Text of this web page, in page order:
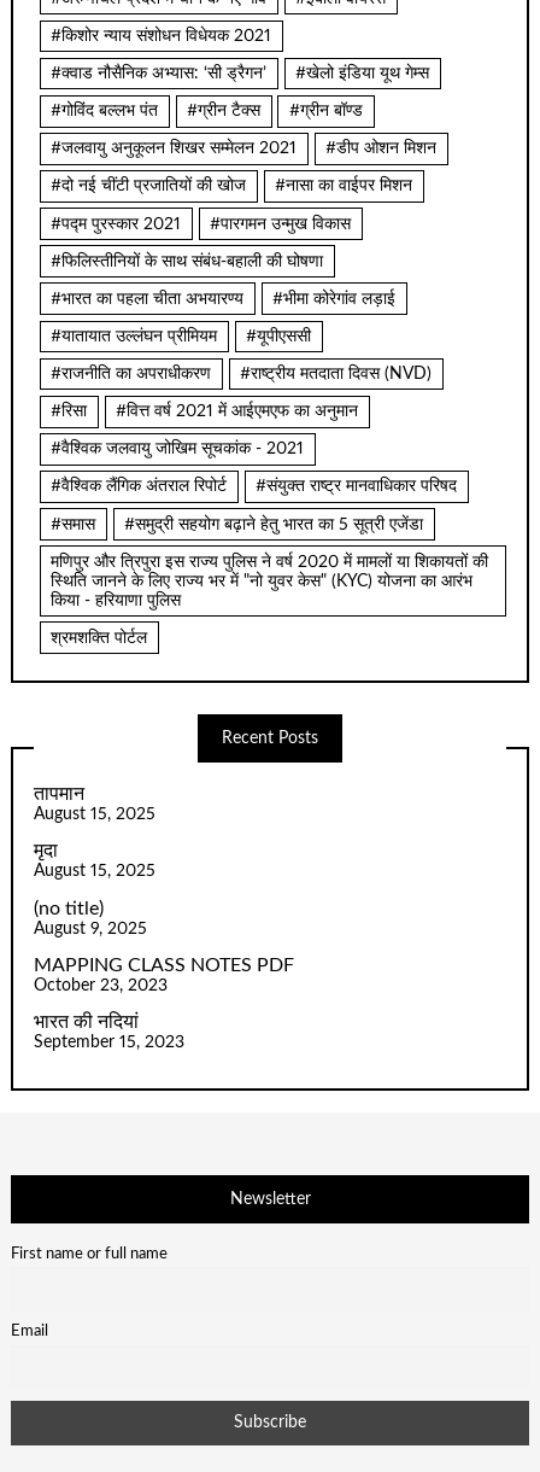
#किशोर न्याय संशोधन विधेयक 2021
#क्वाड नौसैनिक अभ्यास: ‘सी ड्रैगन’ #खेलो इंडिया यूथ गेम्स
#गोविंद बल्लभ पंत #ग्रीन टैक्स #ग्रीन बॉण्ड
#जलवायु अनुकूलन शिखर सम्मेलन 2021 #डीप ओशन मिशन
#दो नई चींटी प्रजातियों की खोज #नासा का वाईपर मिशन
#पद्म पुरस्कार 2021 #पारगमन उन्मुख विकास
#फिलिस्तीनियों के साथ संबंध-बहाली की घोषणा
#भारत का पहला चीता अभयारण्य #भीमा कोरेगांव लड़ाई
#यातायात उल्लंघन प्रीमियम #यूपीएससी
#राजनीति का अपराधीकरण #राष्ट्रीय मतदाता दिवस (NVD)
#रिसा #वित्त वर्ष 2021 में आईएमएफ का अनुमान
#वैश्विक जलवायु जोखिम सूचकांक - 2021
#वैश्विक लैंगिक अंतराल रिपोर्ट #संयुक्त राष्ट्र मानवाधिकार परिषद
#समास #समुद्री सहयोग बढ़ाने हेतु भारत का 5 सूत्री एजेंडा
मणिपुर और त्रिपुरा इस राज्य पुलिस ने वर्ष 2020 में मामलों या शिकायतों की
स्थिति जानने के लिए राज्य भर में "नो युवर केस" (KYC) योजना का आरंभ
किया - हरियाणा पुलिस
श्रमशक्ति पोर्टल
Recent Posts
तापमान
August 15, 2025
मृदा
August 15, 2025
(no title)
August 9, 2025
MAPPING CLASS NOTES PDF
October 23, 2023
भारत की नदियां
September 15, 2023
Newsletter
First name or full name
Email